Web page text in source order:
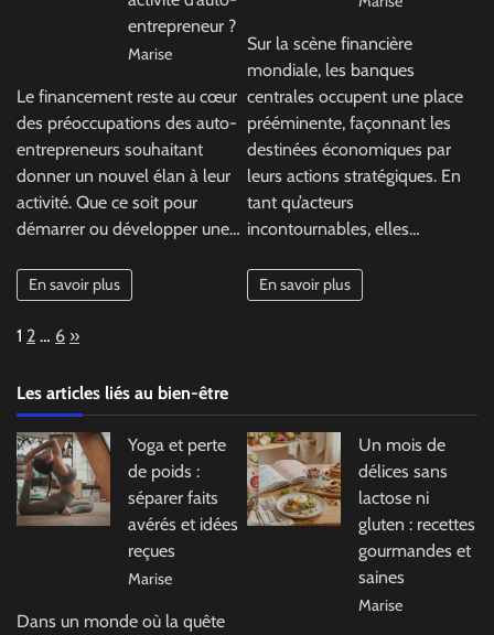
entrepreneur ?
Marise
Le financement reste au cœur
des préoccupations des auto-
entrepreneurs souhaitant
donner un nouvel élan à leur
activité. Que ce soit pour
démarrer ou développer une…
En savoir plus
Sur la scène financière
mondiale, les banques
centrales occupent une place
prééminente, façonnant les
destinées économiques par
leurs actions stratégiques. En
tant qu’acteurs
incontournables, elles…
En savoir plus
Page:
1 2 … 6 Next
»
Les articles liés au bien-être
Yoga et perte
de poids :
séparer faits
avérés et idées
reçues
Marise
Dans un monde où la quête
Un mois de
délices sans
lactose ni
gluten : recettes
gourmandes et
saines
Marise